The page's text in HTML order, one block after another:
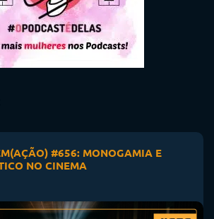
#656: MONOGAMIA E
NO CINEMA